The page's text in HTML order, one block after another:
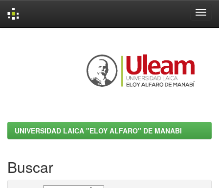
UNIVERSIDAD LAICA "ELOY ALFARO" DE MANABI
Buscar